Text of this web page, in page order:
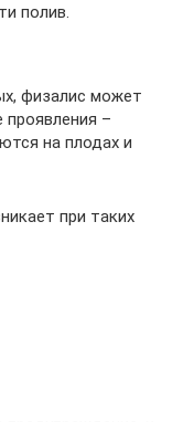
полив.
физалис может
–
на плодах и
при таких